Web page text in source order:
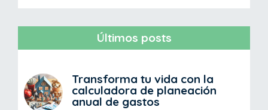
Últimos posts
Transforma tu vida con la
calculadora de planeación
anual de gastos